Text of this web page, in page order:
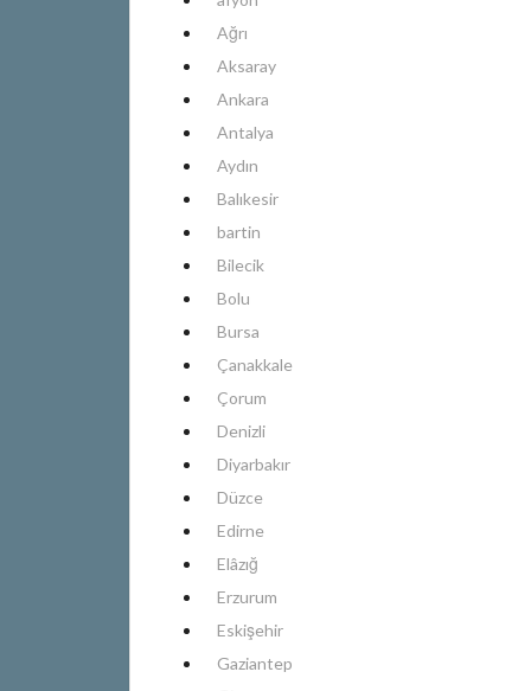
Ağrı
Aksaray
Ankara
Antalya
Aydın
Balıkesir
bartin
Bilecik
Bolu
Bursa
Çanakkale
Çorum
Denizli
Diyarbakır
Düzce
Edirne
Elâzığ
Erzurum
Eskişehir
Gaziantep